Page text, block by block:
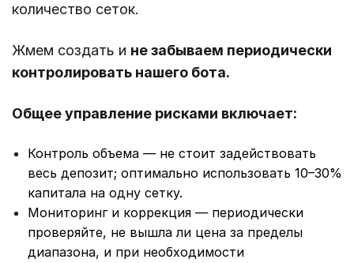
количество сеток.
Жмем создать и не забываем периодически
контролировать нашего бота.
Общее управление рисками включает:
Контроль объема — не стоит задействовать
весь депозит; оптимально использовать 10–30%
капитала на одну сетку.
Мониторинг и коррекция — периодически
проверяйте, не вышла ли цена за пределы
диапазона, и при необходимости